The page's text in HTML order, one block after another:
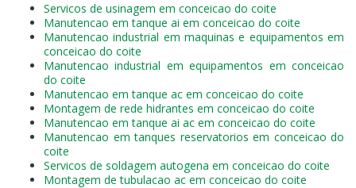
Servicos de usinagem em conceicao do coite
Manutencao em tanque ai em conceicao do coite
Manutencao industrial em maquinas e equipamentos em
conceicao do coite
Manutencao industrial em equipamentos em conceicao
do coite
Manutencao em tanque ac em conceicao do coite
Montagem de rede hidrantes em conceicao do coite
Manutencao em tanque ai ac em conceicao do coite
Manutencao em tanques reservatorios em conceicao do
coite
Servicos de soldagem autogena em conceicao do coite
Montagem de tubulacao ac em conceicao do coite